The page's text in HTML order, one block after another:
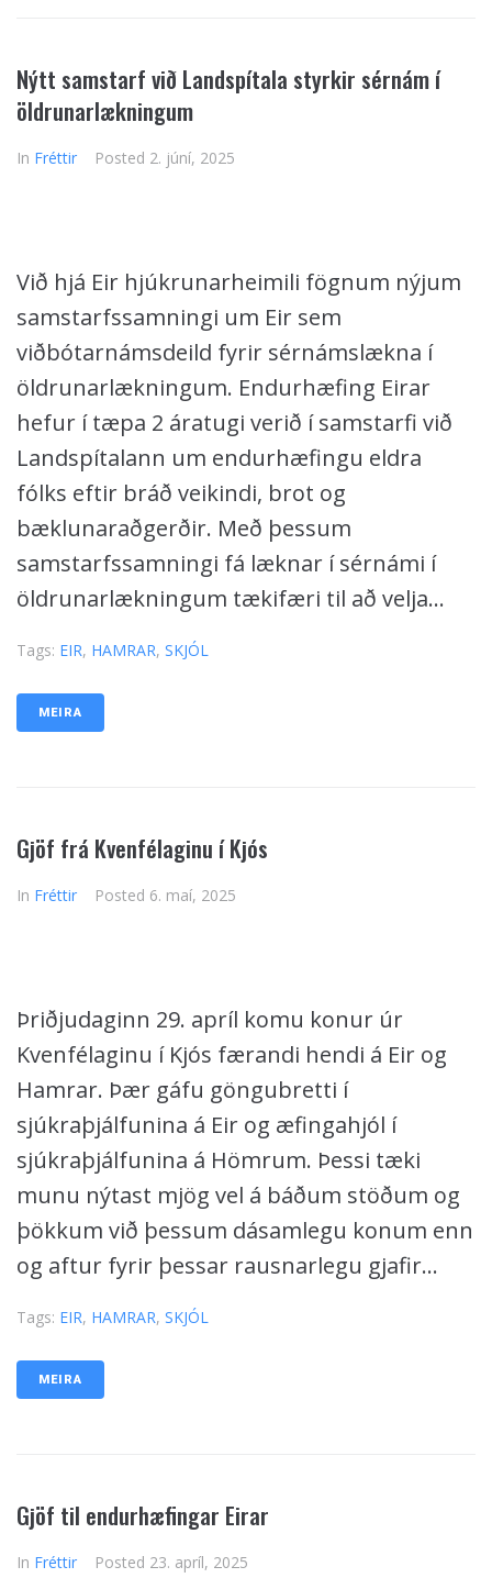
Nýtt samstarf við Landspítala styrkir sérnám í
öldrunarlækningum
In Fréttir Posted 2. júní, 2025
Við hjá Eir hjúkrunarheimili fögnum nýjum
samstarfssamningi um Eir sem
viðbótarnámsdeild fyrir sérnámslækna í
öldrunarlækningum. Endurhæfing Eirar
hefur í tæpa 2 áratugi verið í samstarfi við
Landspítalann um endurhæfingu eldra
fólks eftir bráð veikindi, brot og
bæklunaraðgerðir. Með þessum
samstarfssamningi fá læknar í sérnámi í
öldrunarlækningum tækifæri til að velja...
Tags: EIR, HAMRAR, SKJÓL
MEIRA
Gjöf frá Kvenfélaginu í Kjós
In Fréttir Posted 6. maí, 2025
Þriðjudaginn 29. apríl komu konur úr
Kvenfélaginu í Kjós færandi hendi á Eir og
Hamrar. Þær gáfu göngubretti í
sjúkraþjálfunina á Eir og æfingahjól í
sjúkraþjálfunina á Hömrum. Þessi tæki
munu nýtast mjög vel á báðum stöðum og
þökkum við þessum dásamlegu konum enn
og aftur fyrir þessar rausnarlegu gjafir...
Tags: EIR, HAMRAR, SKJÓL
MEIRA
Gjöf til endurhæfingar Eirar
In Fréttir Posted 23. apríl, 2025